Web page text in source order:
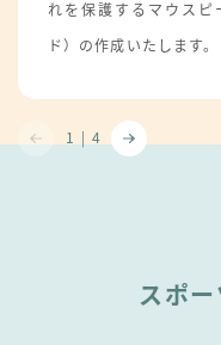
れを保護するマウスピ
ド）の作成いたします。
1 | 4
スポ